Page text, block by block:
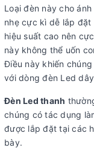
Loại đèn này cho
nhẹ cực kì dễ lắp
hiệu suất cao nên
này không thể uốn
Điều này khiến
với dòng đèn Led
Đèn Led thanh
chúng có tác dụng
được lắp đặt tại các
bày.